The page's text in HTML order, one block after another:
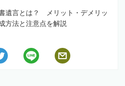
遺言とは？ メリット・デメリッ
方法と注意点を解説